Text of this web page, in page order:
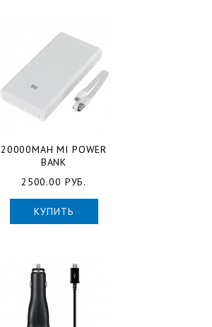
20000MAH MI POWER
BANK
2500.00 РУБ.
КУПИТЬ